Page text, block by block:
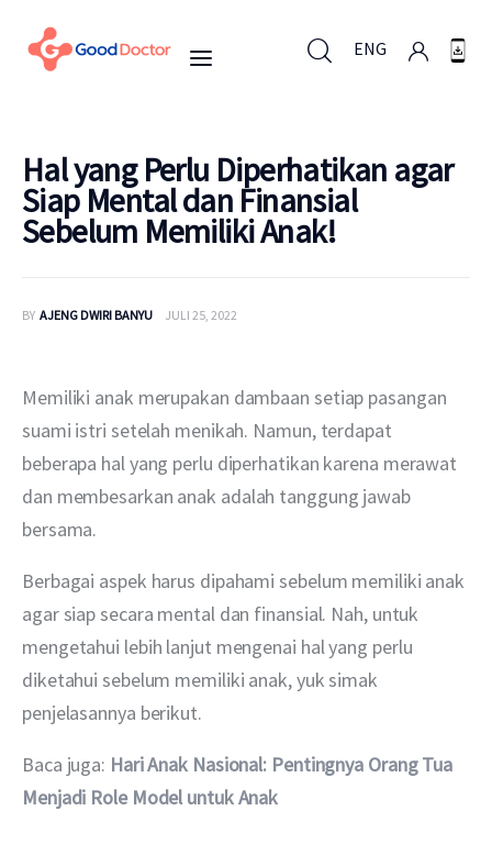
ENG
Untuk Bisnis
Layanan
Hal yang Perlu Diperhatikan agar
Siap Mental dan Finansial
Sebelum Memiliki Anak!
BY AJENG DWIRI BANYU JULI 25, 2022
Memiliki anak merupakan dambaan setiap pasangan
suami istri setelah menikah. Namun, terdapat
beberapa hal yang perlu diperhatikan karena merawat
dan membesarkan anak adalah tanggung jawab
bersama.
Berbagai aspek harus dipahami sebelum memiliki anak
agar siap secara mental dan finansial. Nah, untuk
mengetahui lebih lanjut mengenai hal yang perlu
diketahui sebelum memiliki anak, yuk simak
penjelasannya berikut.
Baca juga: Hari Anak Nasional: Pentingnya Orang Tua
Menjadi Role Model untuk Anak